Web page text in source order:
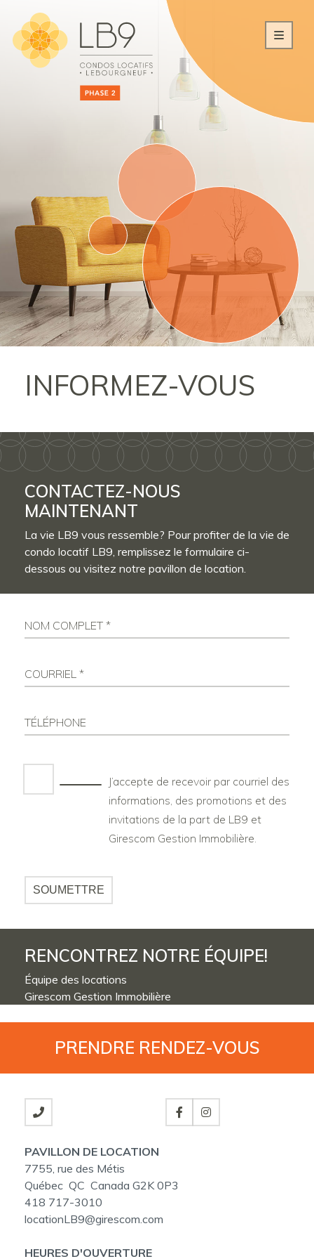
INFORMEZ-VOUS
CONTACTEZ-NOUS
MAINTENANT
La vie LB9 vous ressemble? Pour profiter de la vie de
condo locatif LB9, remplissez le formulaire ci-
dessous ou visitez notre pavillon de location.
NOM COMPLET *
COURRIEL *
TÉLÉPHONE
J’accepte de recevoir par courriel des
informations, des promotions et des
invitations de la part de LB9 et
Girescom Gestion Immobilière.
SOUMETTRE
RENCONTREZ NOTRE ÉQUIPE!
Équipe des locations
Girescom Gestion Immobilière
PRENDRE RENDEZ-VOUS
PAVILLON DE LOCATION
7755, rue des Métis
Québec QC Canada G2K 0P3
418 717-3010
locationLB9@girescom.com
HEURES D'OUVERTURE